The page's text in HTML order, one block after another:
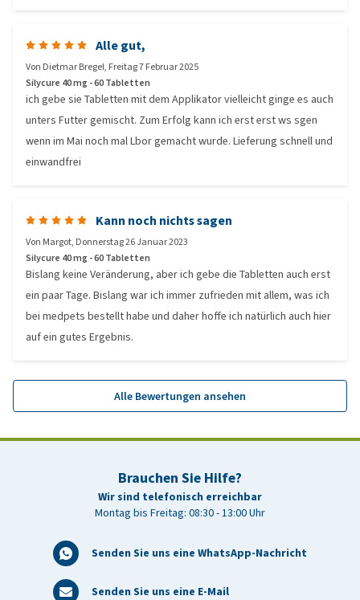
Alle gut,
Von Dietmar Bregel, Freitag 7 Februar 2025
Silycure 40 mg - 60 Tabletten
ich gebe sie Tabletten mit dem Applikator vielleicht ginge es auch
unters Futter gemischt. Zum Erfolg kann ich erst erst ws sgen
wenn im Mai noch mal Lbor gemacht wurde. Lieferung schnell und
einwandfrei
Kann noch nichts sagen
Von Margot, Donnerstag 26 Januar 2023
Silycure 40 mg - 60 Tabletten
Bislang keine Veränderung, aber ich gebe die Tabletten auch erst
ein paar Tage. Bislang war ich immer zufrieden mit allem, was ich
bei medpets bestellt habe und daher hoffe ich natürlich auch hier
auf ein gutes Ergebnis.
Alle Bewertungen ansehen
Brauchen Sie Hilfe?
Wir sind telefonisch erreichbar
Montag bis Freitag: 08:30 - 13:00 Uhr
Senden Sie uns eine WhatsApp-Nachricht
Senden Sie uns eine E-Mail